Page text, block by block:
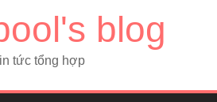
blog
tức tổng hợp